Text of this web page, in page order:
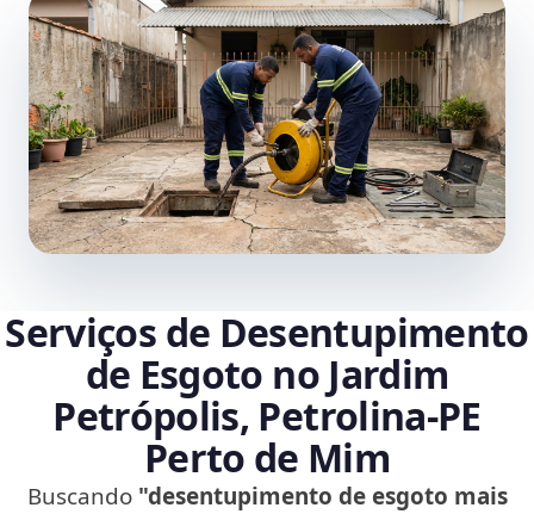
Serviços de Desentupimento
de Esgoto no Jardim
Petrópolis, Petrolina‑PE
Perto de Mim
Buscando "desentupimento de esgoto mais